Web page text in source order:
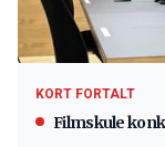
KORT FORTALT
Filmskule